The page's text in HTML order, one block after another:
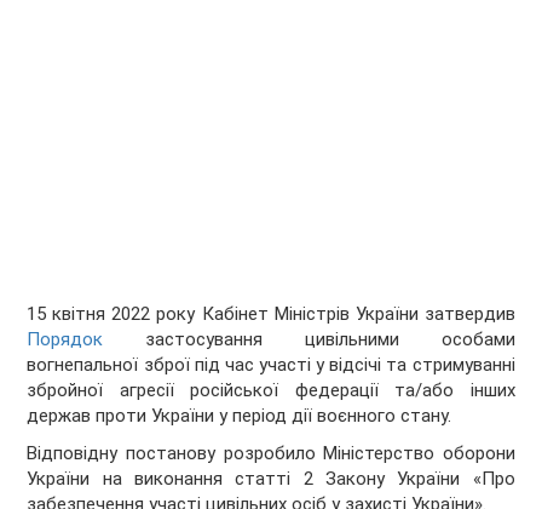
15 квітня 2022 року Кабінет Міністрів України затвердив
Порядок застосування цивільними особами
вогнепальної зброї під час участі у відсічі та стримуванні
збройної агресії російської федерації та/або інших
держав проти України у період дії воєнного стану.
Відповідну постанову розробило Міністерство оборони
України на виконання статті 2 Закону України «Про
забезпечення участі цивільних осіб у захисті України».